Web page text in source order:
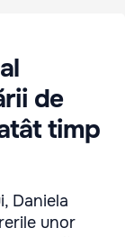
de
timp
Daniela
unor